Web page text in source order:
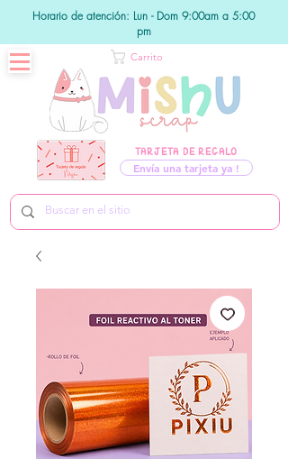
Horario de atención: Lun - Dom 9:00am a 5:00
pm
TARJETA DE REGALO
Envía una tarjeta ya !
Carrito